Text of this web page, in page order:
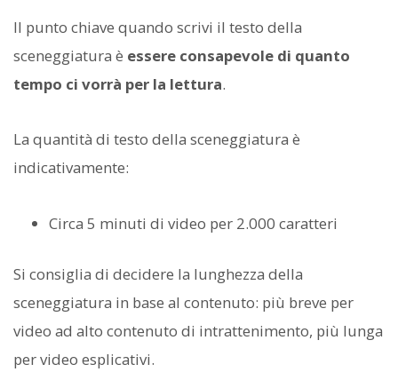
Il punto chiave quando scrivi il testo della
sceneggiatura è essere consapevole di quanto
tempo ci vorrà per la lettura.
La quantità di testo della sceneggiatura è
indicativamente:
Circa 5 minuti di video per 2.000 caratteri
Si consiglia di decidere la lunghezza della
sceneggiatura in base al contenuto: più breve per
video ad alto contenuto di intrattenimento, più lunga
per video esplicativi.